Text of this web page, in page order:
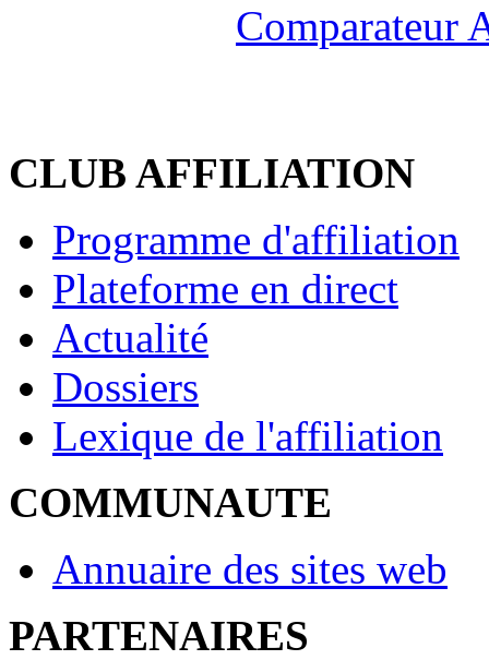
Comparateur
CLUB AFFILIATION
Programme d'affiliation
Plateforme en direct
Actualité
Dossiers
Lexique de l'affiliation
COMMUNAUTE
Annuaire des sites web
PARTENAIRES